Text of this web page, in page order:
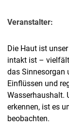
Veranstalter:
Die Haut ist
intakt ist –
das Sinnesorgan
Einflüssen und
Wasserhaushalt.
erkennen, ist es
beobachten.